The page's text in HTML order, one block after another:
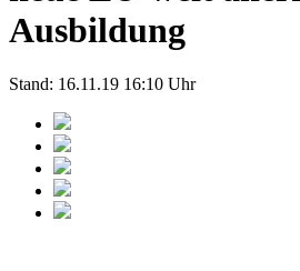
Ausbildung
Stand: 16.11.19 16:10 Uhr